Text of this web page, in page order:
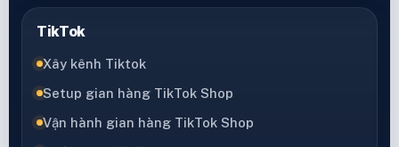
TikTok
Xây kênh Tiktok
Setup gian hàng TikTok Shop
Vận hành gian hàng TikTok Shop